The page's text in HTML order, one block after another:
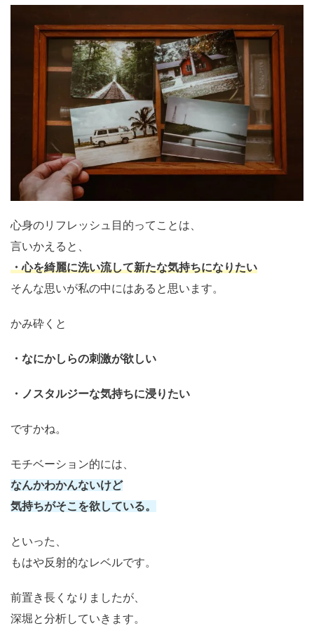
心身のリフレッシュ目的ってことは、
言いかえると、
・心を綺麗に洗い流して新たな気持ちになりたい
そんな思いが私の中にはあると思います。
かみ砕くと
・なにかしらの刺激が欲しい
・ノスタルジーな気持ちに浸りたい
ですかね。
モチベーション的には、
なんかわかんないけど
気持ちがそこを欲している。
といった、
もはや反射的なレベルです。
前置き長くなりましたが、
深堀と分析していきます。